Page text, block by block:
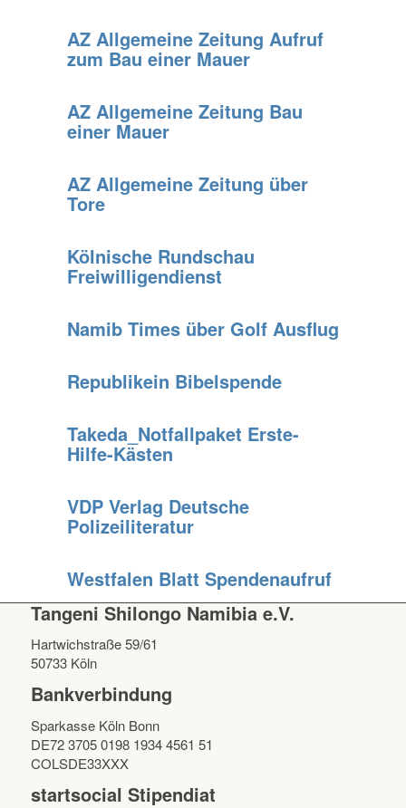
AZ Allgemeine Zeitung Aufruf
zum Bau einer Mauer
AZ Allgemeine Zeitung Bau
einer Mauer
AZ Allgemeine Zeitung über
Tore
Kölnische Rundschau
Freiwilligendienst
Namib Times über Golf Ausflug
Republikein Bibelspende
Takeda_Notfallpaket Erste-
Hilfe-Kästen
VDP Verlag Deutsche
Polizeiliteratur
Westfalen Blatt Spendenaufruf
Tangeni Shilongo Namibia e.V.
Hartwichstraße 59/61
50733 Köln
Bankverbindung
Sparkasse Köln Bonn
DE72 3705 0198 1934 4561 51
COLSDE33XXX
startsocial Stipendiat